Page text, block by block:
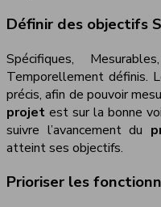
Définir des objectifs
Spécifiques,
Temporellement définis.
précis, afin de pouvoir
projet est sur la bonne
suivre l’avancement du
atteint ses objectifs.
Prioriser les